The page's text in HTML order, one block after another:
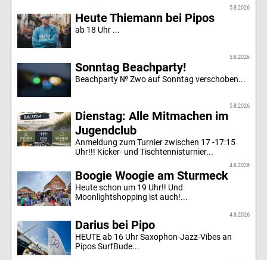
5.8.2026
Heute Thiemann bei Pipos
ab 18 Uhr ...
5.8.2026
Sonntag Beachparty!
Beachparty № Zwo auf Sonntag verschoben...
5.8.2026
Dienstag: Alle Mitmachen im
Jugendclub
Anmeldung zum Turnier zwischen 17 -17:15
Uhr!!! Kicker- und Tischtennisturnier...
4.8.2026
Boogie Woogie am Sturmeck
Heute schon um 19 Uhr!! Und
Moonlightshopping ist auch!...
4.8.2026
Darius bei Pipo
HEUTE ab 16 Uhr Saxophon-Jazz-Vibes an
Pipos SurfBude...